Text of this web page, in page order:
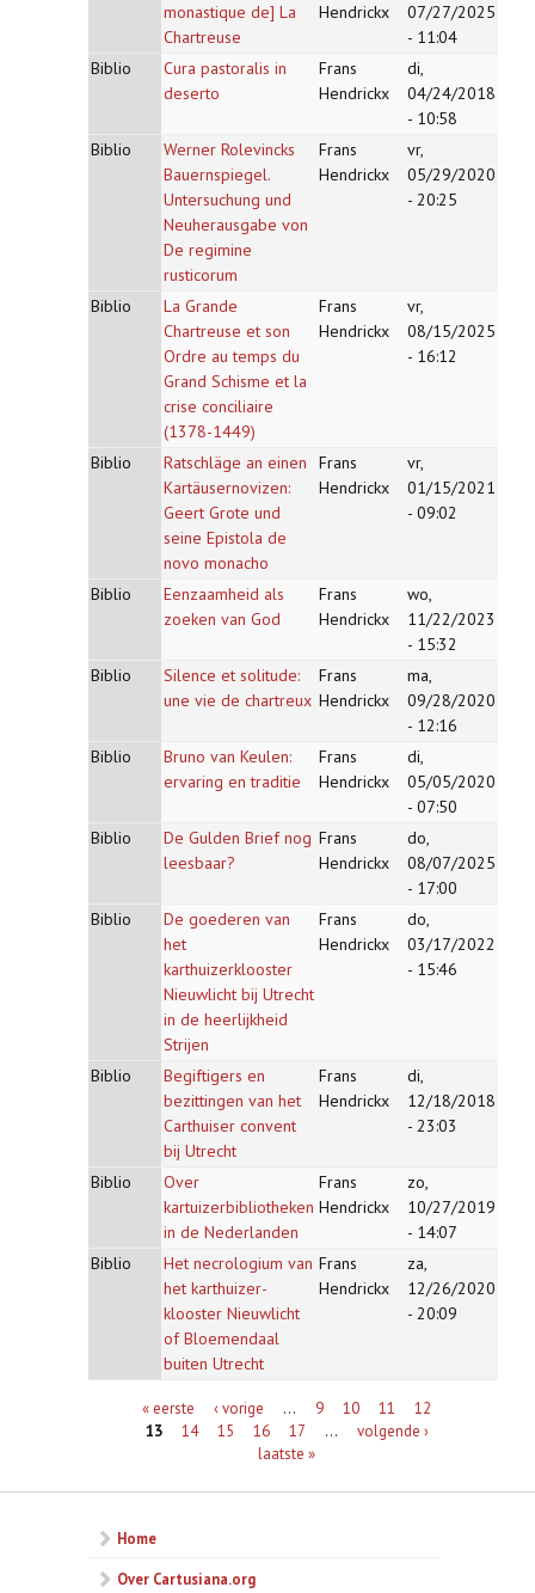
monastique de] La
Chartreuse
Hendrickx
07/27/2025
- 11:04
Biblio
Cura pastoralis in
deserto
Frans
Hendrickx
di,
04/24/2018
- 10:58
Biblio
Werner Rolevincks
Bauernspiegel.
Untersuchung und
Neuherausgabe von
De regimine
rusticorum
Frans
Hendrickx
vr,
05/29/2020
- 20:25
Biblio
La Grande
Chartreuse et son
Ordre au temps du
Grand Schisme et la
crise conciliaire
(1378-1449)
Frans
Hendrickx
vr,
08/15/2025
- 16:12
Biblio
Ratschläge an einen
Kartäusernovizen:
Geert Grote und
seine Epistola de
novo monacho
Frans
Hendrickx
vr,
01/15/2021
- 09:02
Biblio
Eenzaamheid als
zoeken van God
Frans
Hendrickx
wo,
11/22/2023
- 15:32
Biblio
Silence et solitude:
une vie de chartreux
Frans
Hendrickx
ma,
09/28/2020
- 12:16
Biblio
Bruno van Keulen:
ervaring en traditie
Frans
Hendrickx
di,
05/05/2020
- 07:50
Biblio
De Gulden Brief nog
leesbaar?
Frans
Hendrickx
do,
08/07/2025
- 17:00
Biblio
De goederen van
het
karthuizerklooster
Nieuwlicht bij Utrecht
in de heerlijkheid
Strijen
Frans
Hendrickx
do,
03/17/2022
- 15:46
Biblio
Begiftigers en
bezittingen van het
Carthuiser convent
bij Utrecht
Frans
Hendrickx
di,
12/18/2018
- 23:03
Biblio
Over
kartuizerbibliotheken
in de Nederlanden
Frans
Hendrickx
zo,
10/27/2019
- 14:07
Biblio
Het necrologium van
het karthuizer-
klooster Nieuwlicht
of Bloemendaal
buiten Utrecht
Frans
Hendrickx
za,
12/26/2020
- 20:09
Pagina's« eerste ‹ vorige … 9 10 11
12
13
14 15 16 17 …
volgende ›
laatste »
Home
Over Cartusiana.org